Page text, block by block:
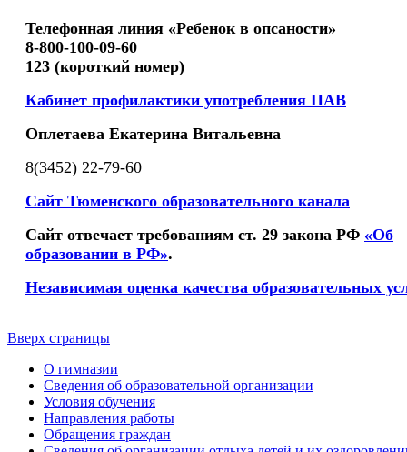
Телефонная линия «Ребенок в опсаности»
8-800-100-09-60
123 (короткий номер)
Кабинет профилактики употребления ПАВ
Оплетаева Екатерина Витальевна
8(3452) 22-79-60
Сайт Тюменского образовательного канала
Сайт отвечает требованиям ст. 29 закона РФ «Об
образовании в РФ».
Независимая оценка качества образовательных
Вверх страницы
О гимназии
Сведения об образовательной организации
Условия обучения
Направления работы
Обращения граждан